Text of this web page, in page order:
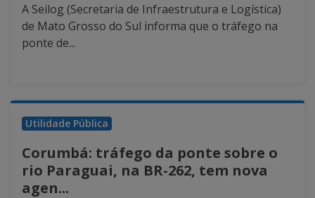
A Seilog (Secretaria de Infraestrutura e Logística)
de Mato Grosso do Sul informa que o tráfego na
ponte de...
Utilidade Pública
Corumbá: tráfego da ponte sobre o
rio Paraguai, na BR-262, tem nova
agen...